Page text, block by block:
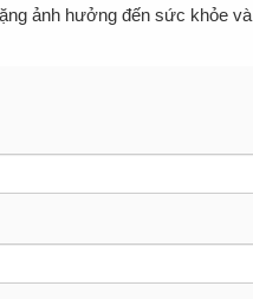
ảnh hưởng đến sức khỏe